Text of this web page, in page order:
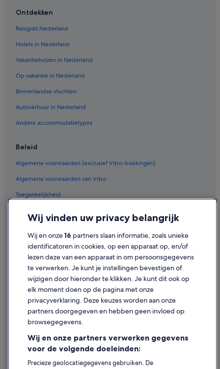
Ontdekken
Reisgids Nederland
Hotels in Nederland
Vakantiehuizen in Nederland
Op vakantie in Nederland
Binnenlandse vluchten
Autoverhuur in Nederland
Andere accommodatietypes
Beleid
Algemene voorwaarden (exclusief Vrbo-boekingen)
Algemene voorwaarden van Vrbo
Toegankelijkheid
Gebruiksvoorwaarden
Juridische informatie/Contact
Inhoudsrichtlijnen en inhoud rapporteren
Hulp
Contact
Restitutieproces en tijdsbestek
Boek een vlucht met airlinetegoed
Wij vinden uw privacy belangrijk
Wij en onze16 partners slaan informatie, zoals unieke
identificatoren in cookies, op een apparaat op, en/of
lezen deze van een apparaat in om persoonsgegevens
te verwerken. Je kunt je instellingen bevestigen of
wijzigen door hieronder te klikken. Je kunt dit ook op
elk moment doen op de pagina met onze
privacyverklaring. Deze keuzes worden aan onze
partners doorgegeven en hebben geen invloed op
browsegegevens.
Wij en onze partners verwerken gegevens
voor de volgende doeleinden:
Precieze geolocatiegegevens gebruiken. De